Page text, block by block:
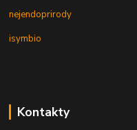
nejendoprirody
isymbio
Kontakty